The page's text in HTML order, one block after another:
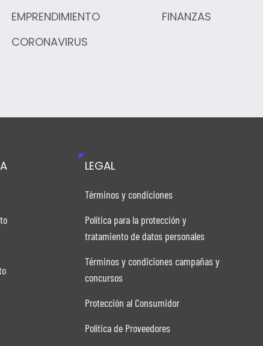
EMPRENDIMIENTO FINANZAS
CORONAVIRUS
LEGAL
Términos y condiciones
Política para la protección y
tratamiento de datos personales
Términos y condiciones campañas y
concursos
Protección al Consumidor
Política de Proveedores